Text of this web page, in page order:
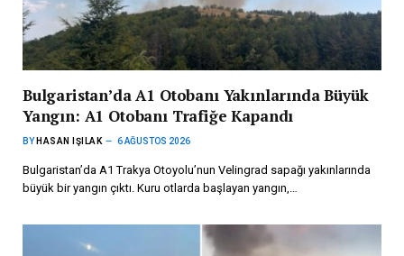
Bulgaristan’da A1 Otobanı Yakınlarında Büyük
Yangın: A1 Otobanı Trafiğe Kapandı
BY HASAN IŞILAK 6 AĞUSTOS 2026
Bulgaristan’da A1 Trakya Otoyolu’nun Velingrad sapağı yakınlarında
büyük bir yangın çıktı. Kuru otlarda başlayan yangın,…